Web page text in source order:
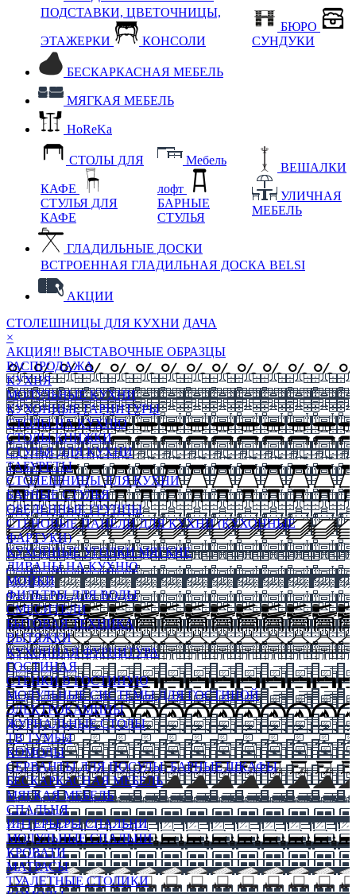
ПОДСТАВКИ, ЦВЕТОЧНИЦЫ,
ЭТАЖЕРКИ КОНСОЛИ
БЮРО
СУНДУКИ
БЕСКАРКАСНАЯ МЕБЕЛЬ
МЯГКАЯ МЕБЕЛЬ
HoReKa
СТОЛЫ ДЛЯ
КАФЕ
СТУЛЬЯ ДЛЯ
КАФЕ
Мебель
лофт
БАРНЫЕ
СТУЛЬЯ
ВЕШАЛКИ
УЛИЧНАЯ
МЕБЕЛЬ
ГЛАДИЛЬНЫЕ ДОСКИ
ВСТРОЕННАЯ ГЛАДИЛЬНАЯ ДОСКА BELSI
АКЦИИ
СТОЛЕШНИЦЫ ДЛЯ КУХНИ ДАЧА
×
АКЦИЯ!! ВЫСТАВОЧНЫЕ ОБРАЗЦЫ
РАСПРОДАЖА
КУХНЯ
МОДУЛЬНЫЕ КУХНИ
КУХОННЫЕ ГАРНИТУРЫ
СТОЛЫ НА КУХНЮ
СТОЛЫ КНИЖКИ
СТУЛЬЯ ДЛЯ КУХНИ
ТАБУРЕТЫ
СТОЛЕШНИЦЫ ДЛЯ КУХНИ
БАРНЫЕ СТУЛЬЯ
ОБЕДЕННЫЕ ГРУППЫ
СТЕНОВЫЕ ПАНЕЛИ ДЛЯ КУХНИ (КУХОННЫЕ
ФАРТУКИ)
КУХОННЫЕ УГОЛКИ МЯГКИЕ
ДИВАНЫ НА КУХНЮ
МОЙКИ
ФИЛЬТРЫ ДЛЯ ВОДЫ
СМЕСИТЕЛИ
БЫТОВАЯ ТЕХНИКА
ВЫТЯЖКИ
КУХОННАЯ ФУРНИТУРА
ГОСТИНАЯ
СТЕНКИ В ГОСТИНУЮ
МОДУЛЬНЫЕ СИСТЕМЫ ДЛЯ ГОСТИНОЙ
ЭЛЕКТРОКАМИНЫ
ЖУРНАЛЬНЫЕ СТОЛЫ
ТВ ТУМБЫ
КОМОДЫ
СЕРВАНТЫ ДЛЯ ПОСУДЫ, БАРНЫЕ ШКАФЫ
БЕСКАРКАСНАЯ МЕБЕЛЬ
МЯГКАЯ МЕБЕЛЬ
СПАЛЬНЯ
ИНТЕРЬЕРЫ СПАЛЬНИ
МОДУЛЬНЫЕ СПАЛЬНИ
КРОВАТИ
МАТРАСЫ
ТУАЛЕТНЫЕ СТОЛИКИ